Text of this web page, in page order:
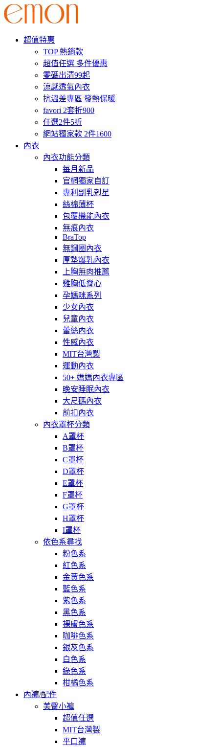
超值特惠
TOP 熱銷款
超值任選 多件優惠
零碼出清99起
涼感透氣內衣
抗溫差專區 發熱保暖
favori 2套折900
任選2件5折
網站獨家款 2件1600
內衣
內衣功能分類
每月新品
官網獨家自訂
專利副乳剋星
絲棉薄杯
包覆機能內衣
無痕內衣
BraTop
無鋼圈內衣
厚墊爆乳內衣
上胸無肉推薦
雞胸低脊心
孕媽咪系列
少女內衣
兒童內衣
蕾絲內衣
性感內衣
MIT台灣製
運動內衣
50+ 媽媽內衣專區
晚安睡眠內衣
大尺碼內衣
前扣內衣
內衣罩杯分類
A罩杯
B罩杯
C罩杯
D罩杯
E罩杯
F罩杯
G罩杯
H罩杯
I罩杯
依色系尋找
粉色系
紅色系
金黃色系
藍色系
紫色系
黑色系
裸膚色系
咖啡色系
銀灰色系
白色系
綠色系
柑橘色系
內褲/配件
美臀小褲
超值任選
MIT台灣製
平口褲